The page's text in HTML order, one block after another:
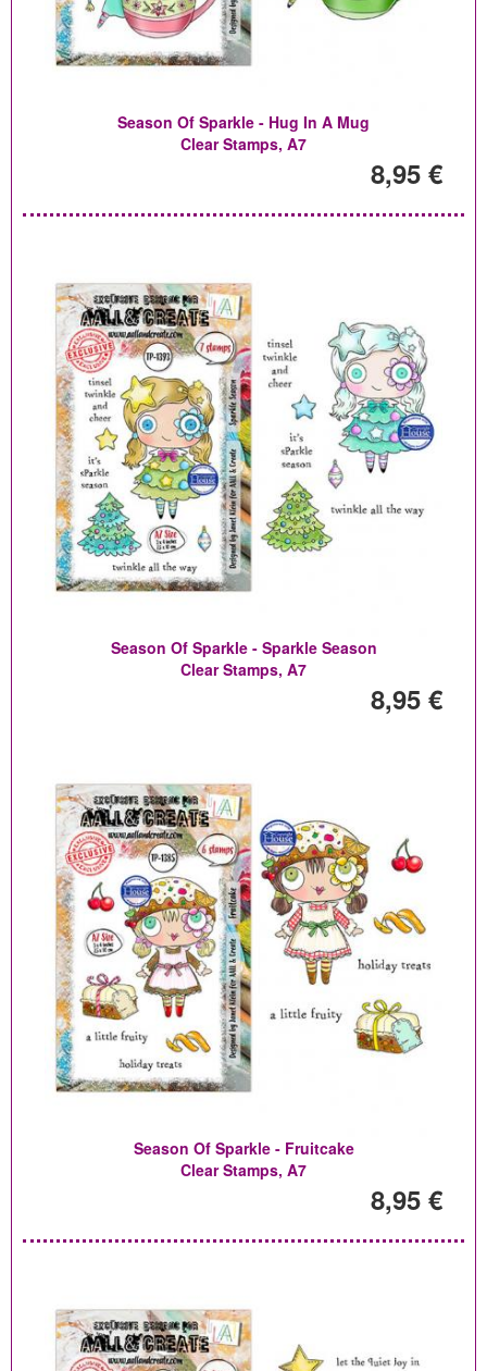
Season Of Sparkle - Hug In A Mug
Clear Stamps, A7
8,95 €
Season Of Sparkle - Sparkle Season
Clear Stamps, A7
8,95 €
Season Of Sparkle - Fruitcake
Clear Stamps, A7
8,95 €